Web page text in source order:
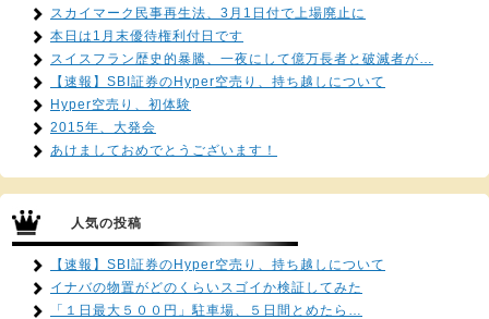
スカイマーク民事再生法、3月1日付で上場廃止に
本日は1月末優待権利付日です
スイスフラン歴史的暴騰、一夜にして億万長者と破滅者が…
【速報】SBI証券のHyper空売り、持ち越しについて
Hyper空売り、初体験
2015年、大発会
あけましておめでとうございます！
人気の投稿
【速報】SBI証券のHyper空売り、持ち越しについて
イナバの物置がどのくらいスゴイか検証してみた
「１日最大５００円」駐車場、５日間とめたら…